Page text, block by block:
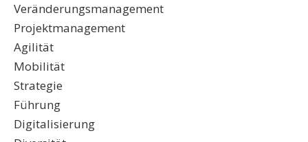
Veränderungsmanagement
Projektmanagement
Agilität
Mobilität
Strategie
Führung
Digitalisierung